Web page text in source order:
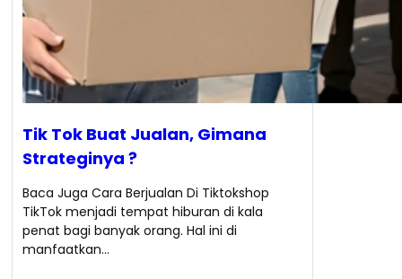
Tik Tok Buat Jualan, Gimana
Strateginya ?
Baca Juga Cara Berjualan Di Tiktokshop
TikTok menjadi tempat hiburan di kala
penat bagi banyak orang. Hal ini di
manfaatkan…